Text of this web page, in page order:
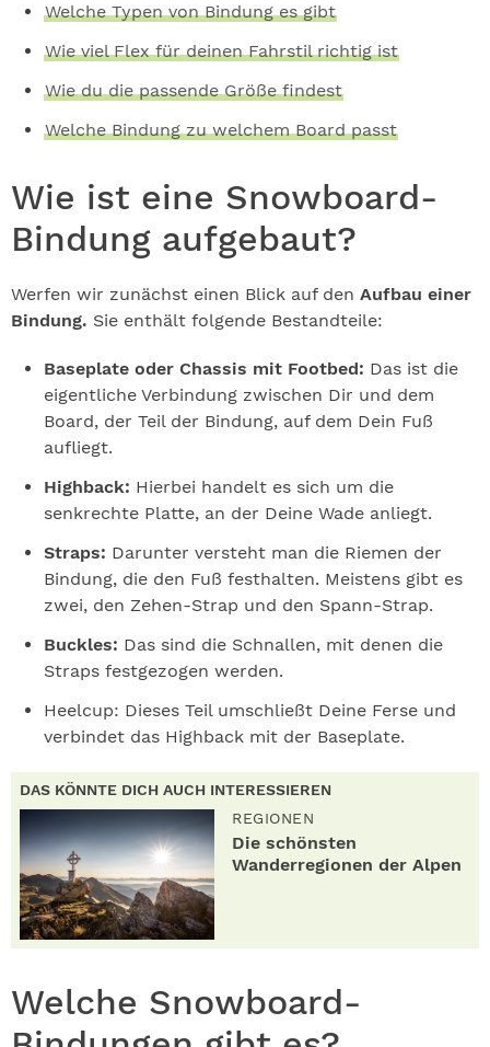
Welche Typen von Bindung es gibt
Wie viel Flex für deinen Fahrstil richtig ist
Wie du die passende Größe findest
Welche Bindung zu welchem Board passt
Wie ist eine Snowboard-
Bindung aufgebaut?
Werfen wir zunächst einen Blick auf den Aufbau einer
Bindung. Sie enthält folgende Bestandteile:
Baseplate oder Chassis mit Footbed: Das ist die
eigentliche Verbindung zwischen Dir und dem
Board, der Teil der Bindung, auf dem Dein Fuß
aufliegt.
Highback: Hierbei handelt es sich um die
senkrechte Platte, an der Deine Wade anliegt.
Straps: Darunter versteht man die Riemen der
Bindung, die den Fuß festhalten. Meistens gibt es
zwei, den Zehen-Strap und den Spann-Strap.
Buckles: Das sind die Schnallen, mit denen die
Straps festgezogen werden.
Heelcup: Dieses Teil umschließt Deine Ferse und
verbindet das Highback mit der Baseplate.
DAS KÖNNTE DICH AUCH INTERESSIEREN
REGIONEN
Die schönsten
Wanderregionen der Alpen
Welche Snowboard-